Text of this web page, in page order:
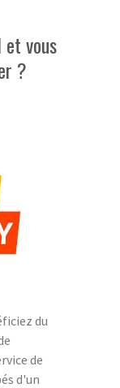
et vous
?
du
de
d'un